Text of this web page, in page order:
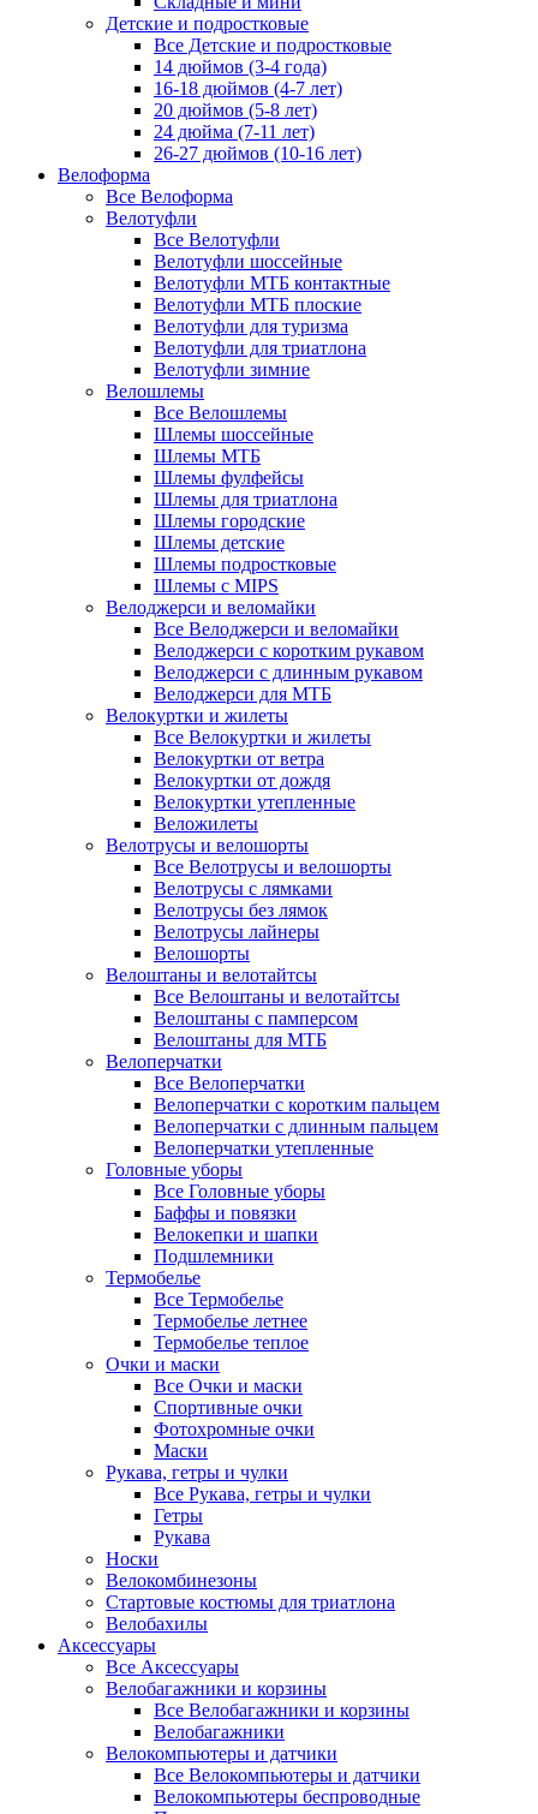
Детские и подростковые
Все Детские и подростковые
14 дюймов (3-4 года)
16-18 дюймов (4-7 лет)
20 дюймов (5-8 лет)
24 дюйма (7-11 лет)
26-27 дюймов (10-16 лет)
Велоформа
Все Велоформа
Велотуфли
Все Велотуфли
Велотуфли шоссейные
Велотуфли МТБ контактные
Велотуфли МТБ плоские
Велотуфли для туризма
Велотуфли для триатлона
Велотуфли зимние
Велошлемы
Все Велошлемы
Шлемы шоссейные
Шлемы МТБ
Шлемы фулфейсы
Шлемы для триатлона
Шлемы городские
Шлемы детские
Шлемы подростковые
Шлемы с MIPS
Велоджерси и веломайки
Все Велоджерси и веломайки
Велоджерси с коротким рукавом
Велоджерси с длинным рукавом
Велоджерси для МТБ
Велокуртки и жилеты
Все Велокуртки и жилеты
Велокуртки от ветра
Велокуртки от дождя
Велокуртки утепленные
Веложилеты
Велотрусы и велошорты
Все Велотрусы и велошорты
Велотрусы с лямками
Велотрусы без лямок
Велотрусы лайнеры
Велошорты
Велоштаны и велотайтсы
Все Велоштаны и велотайтсы
Велоштаны с памперсом
Велоштаны для МТБ
Велоперчатки
Все Велоперчатки
Велоперчатки с коротким пальцем
Велоперчатки с длинным пальцем
Велоперчатки утепленные
Головные уборы
Все Головные уборы
Баффы и повязки
Велокепки и шапки
Подшлемники
Термобелье
Все Термобелье
Термобелье летнее
Термобелье теплое
Очки и маски
Все Очки и маски
Спортивные очки
Фотохромные очки
Маски
Рукава, гетры и чулки
Все Рукава, гетры и чулки
Гетры
Рукава
Носки
Велокомбинезоны
Стартовые костюмы для триатлона
Велобахилы
Аксессуары
Все Аксессуары
Велобагажники и корзины
Все Велобагажники и корзины
Велобагажники
Велокомпьютеры и датчики
Все Велокомпьютеры и датчики
Велокомпьютеры беспроводные